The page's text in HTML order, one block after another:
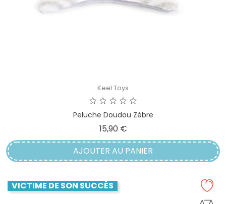
Keel Toys
Peluche Doudou Zèbre
15,90 €Prix
AJOUTER AU PANIER
VICTIME DE SON SUCCÈS